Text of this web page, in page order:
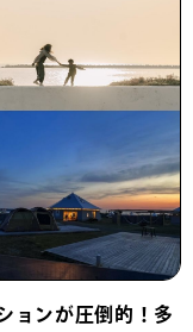
ョンが圧倒的！多